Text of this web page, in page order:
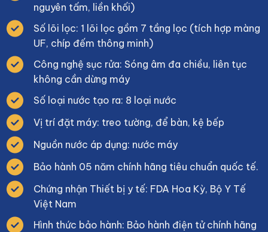
nguyên tấm, liền khối)
Số lõi lọc: 1 lõi lọc gồm 7 tầng lọc (tích hợp màng
UF, chíp đếm thông minh)
Công nghệ sục rửa: Sóng âm đa chiều, liên tục
không cần dừng máy
Số loại nước tạo ra: 8 loại nước
Vị trí đặt máy: treo tường, để bàn, kệ bếp
Nguồn nước áp dụng: nước máy
Bảo hành 05 năm chính hãng tiêu chuẩn quốc tế.
Chứng nhận Thiết bị y tế: FDA Hoa Kỳ, Bộ Y Tế
Việt Nam
Hình thức bảo hành: Bảo hành điện tử chính hãng